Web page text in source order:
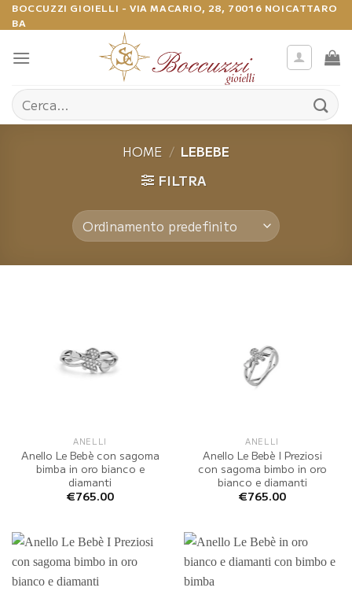
Salta
ai
contenuti
BOCCUZZI GIOIELLI - VIA MACARIO, 28, 70016 NOICATTARO
BA
Cerca:
HOME / LEBEBE
FILTRA
ANELLI
Anello Le Bebè con sagoma
bimba in oro bianco e
diamanti
€765.00
ANELLI
Anello Le Bebè I Preziosi
con sagoma bimbo in oro
bianco e diamanti
€765.00